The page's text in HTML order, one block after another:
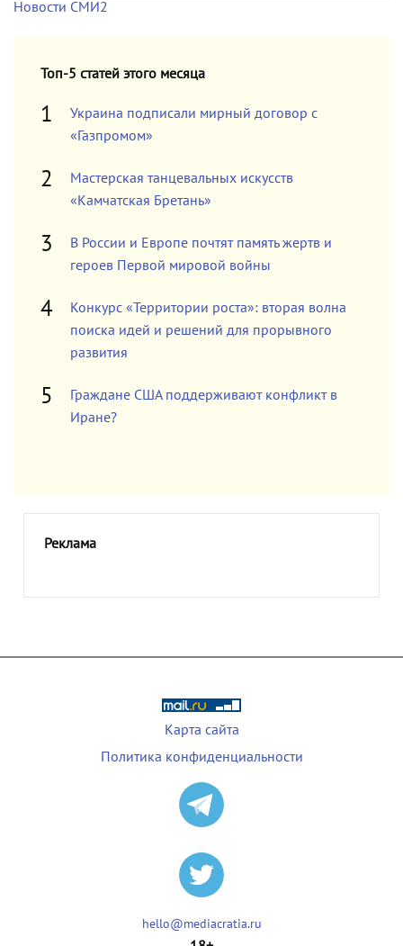
Новости СМИ2
Топ-5 статей этого месяца
Украина подписали мирный договор с
«Газпромом»
Мастерская танцевальных искусств
«Камчатская Бретань»
В России и Европе почтят память жертв и
героев Первой мировой войны
Конкурс «Территории роста»: вторая волна
поиска идей и решений для прорывного
развития
Граждане США поддерживают конфликт в
Иране?
Реклама
Карта сайта
Политика конфиденциальности
hello@mediacratia.ru